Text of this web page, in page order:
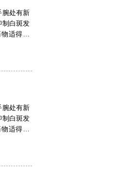
腕处有新
制白斑发
适得其
腕处有新
制白斑发
适得其